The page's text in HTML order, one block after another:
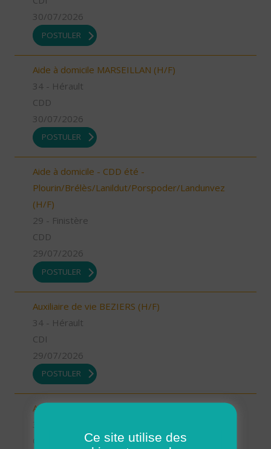
30/07/2026
POSTULER
Aide à domicile MARSEILLAN (H/F)
34 - Hérault
CDD
30/07/2026
POSTULER
Aide à domicile - CDD été -
Plourin/Brélès/Lanildut/Porspoder/Landunvez
(H/F)
29 - Finistère
CDD
29/07/2026
POSTULER
Auxiliaire de vie BEZIERS (H/F)
34 - Hérault
CDI
29/07/2026
POSTULER
Aide à domicile PEZENAS (H/F)
Ce site utilise des